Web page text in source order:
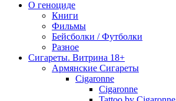
О геноциде
Книги
Фильмы
Бейсболки / Футболки
Разное
Сигареты. Витрина 18+
Армянские Сигареты
Cigaronne
Cigaronne